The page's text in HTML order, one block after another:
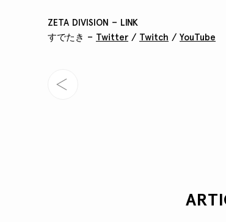
ZETA DIVISION – LINK
すでたき – Twitter / Twitch / YouTube